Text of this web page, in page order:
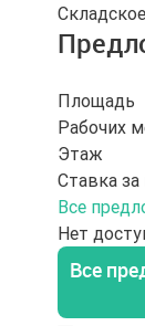
Площадь
Рабочих
Этаж
Ставка за
Все
Нет
Все